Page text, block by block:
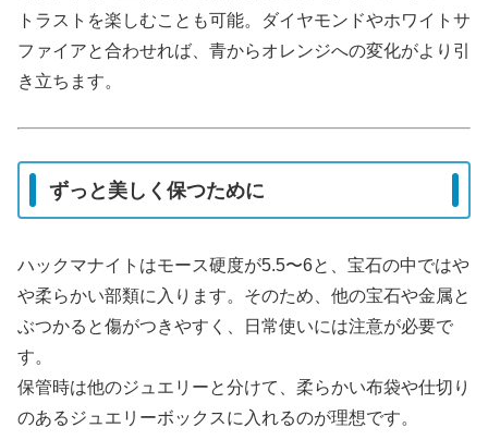
トラストを楽しむことも可能。ダイヤモンドやホワイトサ
ファイアと合わせれば、青からオレンジへの変化がより引
き立ちます。
ずっと美しく保つために
ハックマナイトはモース硬度が5.5〜6と、宝石の中ではや
や柔らかい部類に入ります。そのため、他の宝石や金属と
ぶつかると傷がつきやすく、日常使いには注意が必要で
す。
保管時は他のジュエリーと分けて、柔らかい布袋や仕切り
のあるジュエリーボックスに入れるのが理想です。